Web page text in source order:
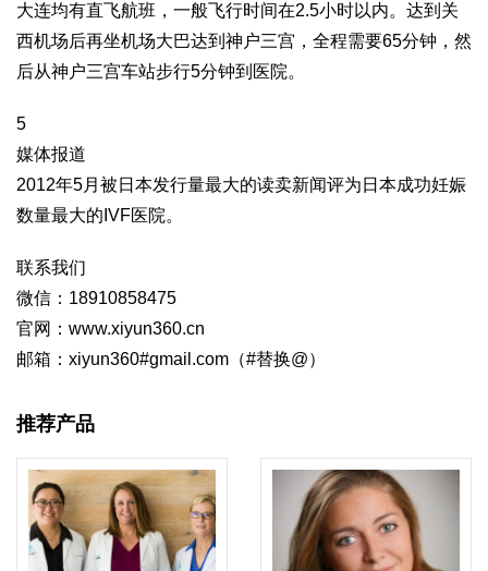
大连均有直飞航班，一般飞行时间在2.5小时以内。达到关
西机场后再坐机场大巴达到神户三宫，全程需要65分钟，然
后从神户三宫车站步行5分钟到医院。
5
媒体报道
2012年5月被日本发行量最大的读卖新闻评为日本成功妊娠
数量最大的IVF医院。
联系我们
微信：18910858475
官网：www.xiyun360.cn
邮箱：xiyun360#gmail.com（#替换@）
推荐产品